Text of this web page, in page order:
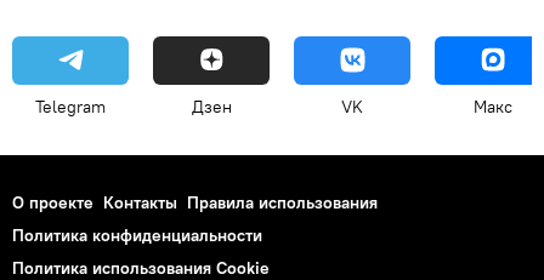
Telegram Дзен VK Макс
О проекте Контакты Правила использования
Политика конфиденциальности
Политика использования Cookie